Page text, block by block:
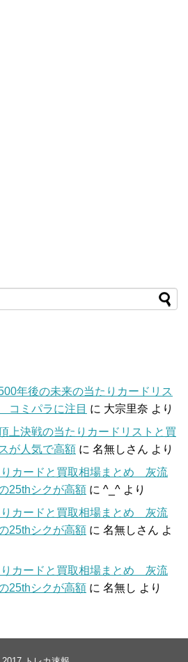
年後の未来の当たりカードリス
コミパラに注目 に 大宗里奈 より
上決戦の当たりカードリストと買
が人気で高額 に 名無しさん より
りカードと買取相場まとめ 灰流
25thシクが高額 に ^_^ より
りカードと買取相場まとめ 灰流
25thシクが高額 に 名無しさん よ
りカードと買取相場まとめ 灰流
25thシクが高額 に 名無し より